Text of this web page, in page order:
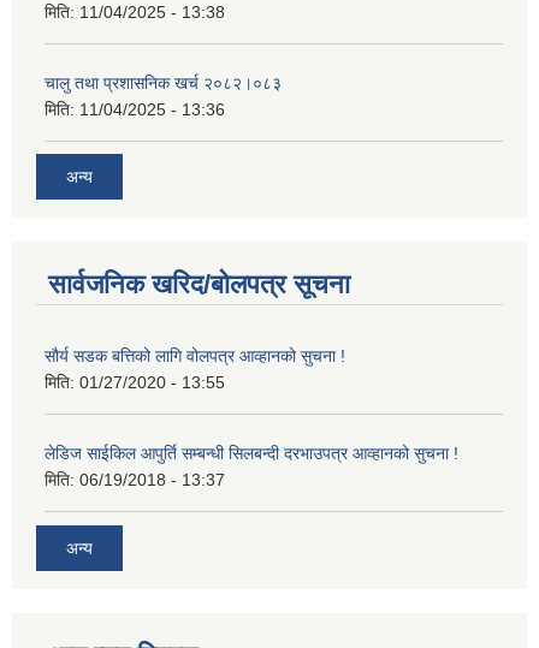
मिति: 11/04/2025 - 13:38
चालु तथा प्रशासनिक खर्च २०८२।०८३
मिति: 11/04/2025 - 13:36
अन्य
सार्वजनिक खरिद/बोलपत्र सूचना
सौर्य सडक बत्तिको लागि वोलपत्र आव्हानको सुचना !
मिति: 01/27/2020 - 13:55
लेडिज साईकिल आपुर्ति सम्बन्धी सिलबन्दी दरभाउपत्र आव्हानको सुचना !
मिति: 06/19/2018 - 13:37
अन्य